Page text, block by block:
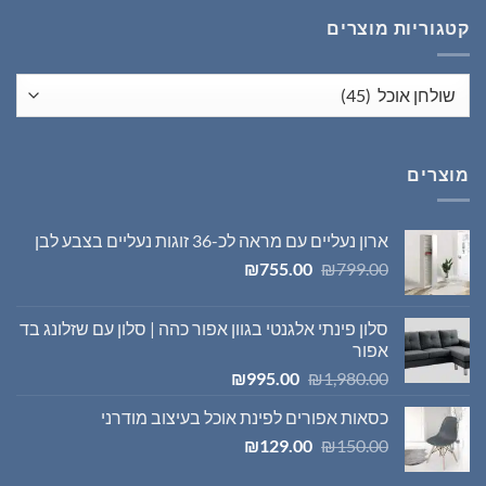
קטגוריות מוצרים
מוצרים
ארון נעליים עם מראה לכ-36 זוגות נעליים בצבע לבן
₪799.00
המחיר
₪799.00.
₪755.00
המחיר
₪755.00.
סלון פינתי אלגנטי בגוון אפור כהה | סלון עם שזלונג בד
אפור
₪1,980.00
המחיר
היה:
₪1,980.00.
₪995.00
המחיר
הוא:
כסאות אפורים לפינת אוכל בעיצוב מודרני
₪150.00
המחיר ₪129.00
המחיר